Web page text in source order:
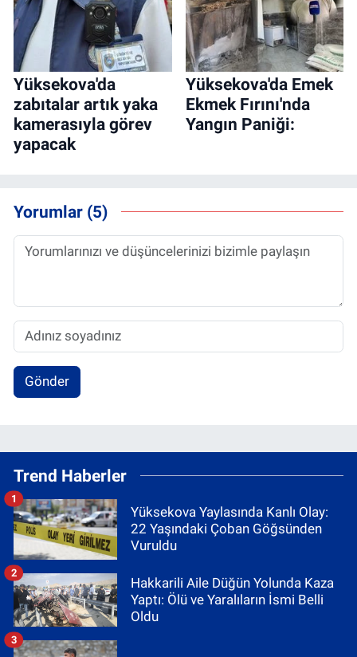
Yüksekova'da
zabıtalar artık yaka
kamerasıyla görev
yapacak
Yüksekova'da Emek
Ekmek Fırını'nda
Yangın Paniği:
Yorumlar (5)
Gönder
Trend Haberler
Yüksekova Yaylasında Kanlı Olay:
22 Yaşındaki Çoban Göğsünden
Vuruldu
1
Hakkarili Aile Düğün Yolunda Kaza
Yaptı: Ölü ve Yaralıların İsmi Belli
Oldu
2
3